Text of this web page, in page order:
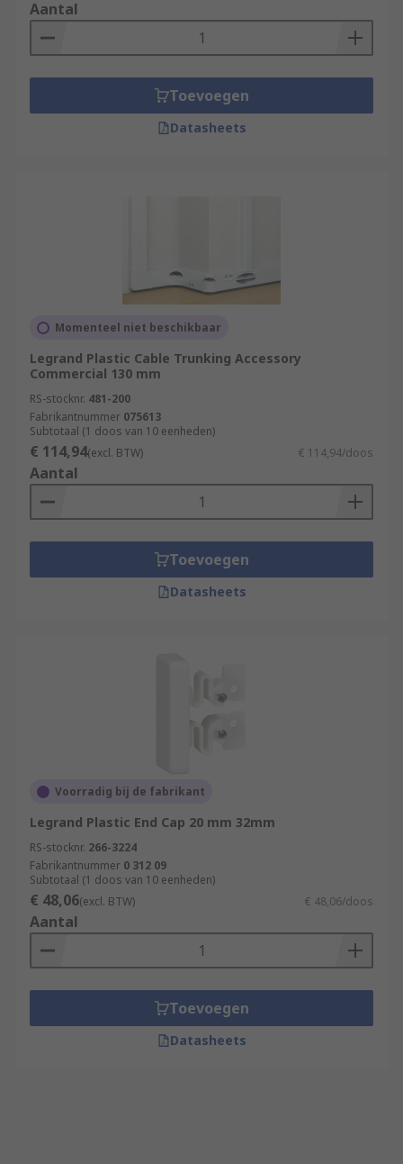
Aantal
Toevoegen
Datasheets
Momenteel niet beschikbaar
Legrand Plastic Cable Trunking Accessory
Commercial 130 mm
RS-stocknr. 481-200
Fabrikantnummer 075613
Subtotaal (1 doos van 10 eenheden)
€ 114,94(excl. BTW) € 114,94/doos
Aantal
Toevoegen
Datasheets
Voorradig bij de fabrikant
Legrand Plastic End Cap 20 mm 32mm
RS-stocknr. 266-3224
Fabrikantnummer 0 312 09
Subtotaal (1 doos van 10 eenheden)
€ 48,06(excl. BTW) € 48,06/doos
Aantal
Toevoegen
Datasheets